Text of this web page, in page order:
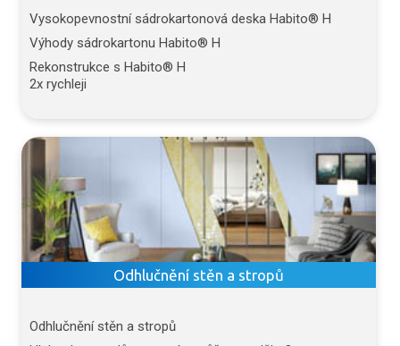
Vysokopevnostní sádrokartonová deska Habito® H
Výhody sádrokartonu Habito® H
Rekonstrukce s Habito® H
2x rychleji
Odhlučnění stěn a stropů
Odhlučnění stěn a stropů